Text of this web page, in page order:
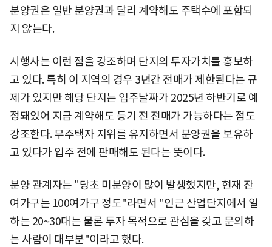
분양권은 일반 분양권과 달리 계약해도 주택수에 포함되
지 않는다.
시행사는 이런 점을 강조하며 단지의 투자가치를 홍보하
고 있다. 특히 이 지역의 경우 3년간 전매가 제한된다는 규
제가 있지만 해당 단지는 입주날짜가 2025년 하반기로 예
정돼있어 지금 계약해도 등기 전 전매가 가능하다는 점도
강조한다. 무주택자 지위를 유지하면서 분양권을 보유하
고 있다가 입주 전에 판매해도 된다는 뜻이다.
분양 관계자는 "당초 미분양이 많이 발생했지만, 현재 잔
여가구는 100여가구 정도"라면서 "인근 산업단지에서 일
하는 20~30대는 물론 투자 목적으로 관심을 갖고 문의하
는 사람이 대부분"이라고 했다.